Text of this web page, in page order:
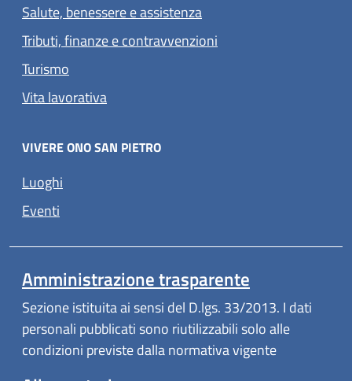
Salute, benessere e assistenza
Tributi, finanze e contravvenzioni
Turismo
Vita lavorativa
VIVERE ONO SAN PIETRO
Luoghi
Eventi
Amministrazione trasparente
Sezione istituita ai sensi del D.lgs. 33/2013. I dati
personali pubblicati sono riutilizzabili solo alle
condizioni previste dalla normativa vigente